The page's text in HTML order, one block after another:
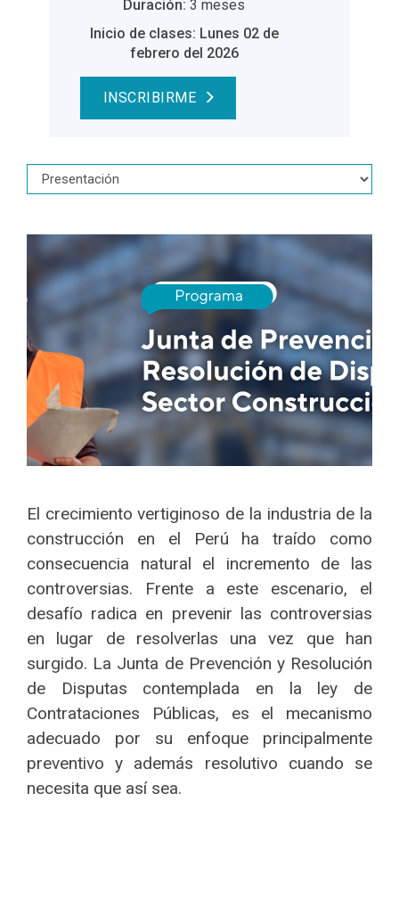
Duración: 3 meses
Inicio de clases: Lunes 02 de
febrero del 2026
INSCRIBIRME
El crecimiento vertiginoso de la industria de la
construcción en el Perú ha traído como
consecuencia natural el incremento de las
controversias. Frente a este escenario, el
desafío radica en prevenir las controversias
en lugar de resolverlas una vez que han
surgido. La Junta de Prevención y Resolución
de Disputas contemplada en la ley de
Contrataciones Públicas, es el mecanismo
adecuado por su enfoque principalmente
preventivo y además resolutivo cuando se
necesita que así sea.